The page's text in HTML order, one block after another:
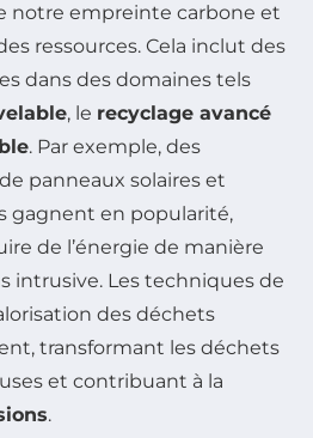
notre empreinte carbone et
ressources. Cela inclut des
dans des domaines tels
, le recyclage avancé
. Par exemple, des
panneaux solaires et
gagnent en popularité,
de l’énergie de manière
intrusive. Les techniques de
des déchets
transformant les déchets
et contribuant à la
.